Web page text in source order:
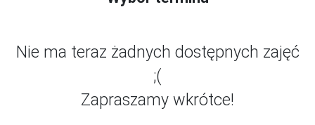
Nie ma teraz żadnych dostępnych zajęć
;(
Zapraszamy wkrótce!